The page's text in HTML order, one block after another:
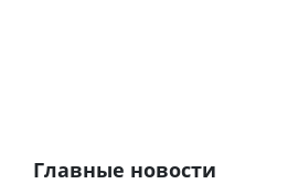
Главные новости